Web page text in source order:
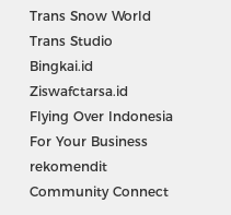
Trans Snow World
Trans Studio
Bingkai.id
Ziswafctarsa.id
Flying Over Indonesia
For Your Business
rekomendit
Community Connect